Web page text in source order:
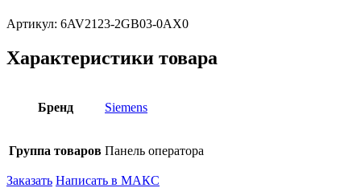
Артикул: 6AV2123-2GB03-0AX0
Характеристики товара
Бренд Siemens
Группа товаров Панель оператора
Заказать Написать в МАКС